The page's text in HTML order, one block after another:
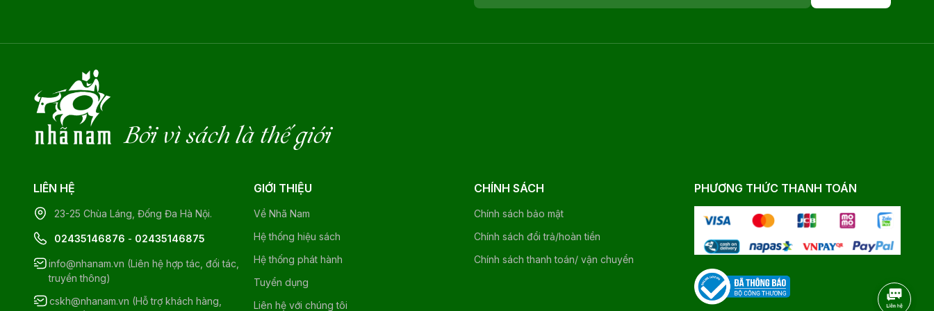
Bởi vì sách là thế giới
LIÊN HỆ
23-25 Chùa Láng, Đống Đa Hà Nội.
02435146876 - 02435146875
info@nhanam.vn (Liên hệ hợp tác, đối tác,
truyền thông)
cskh@nhanam.vn (Hỗ trợ khách hàng,
GIỚI THIỆU
Về Nhã Nam
Hệ thống hiệu sách
Hệ thống phát hành
Tuyển dụng
Liên hệ với chúng tôi
CHÍNH SÁCH
Chính sách bảo mật
Chính sách đổi trả/hoàn tiền
Chính sách thanh toán/ vận chuyển
PHƯƠNG THỨC THANH TOÁN